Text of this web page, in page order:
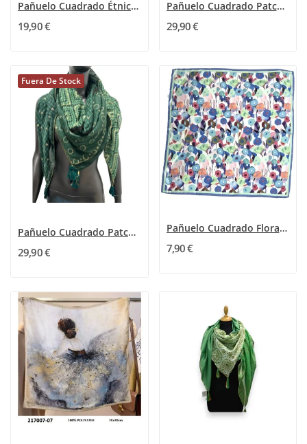
Pañuelo Cuadrado Étnico Negro y Dorado
19,90 €
Pañuelo Cuadrado Patchwork forma geométrica
29,90 €
Fuera De Stock
Pañuelo Cuadrado Patchwork mosaico verde
29,90 €
Pañuelo Cuadrado Floral Primavera Pastel
7,90 €